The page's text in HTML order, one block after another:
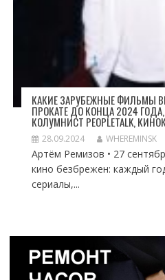
КАКИЕ ЗАРУБЕЖНЫЕ ФИЛЬМЫ
ПРОКАТЕ ДО КОНЦА 2024
КОЛУМНИСТ PEOPLETALK,
28.09.2024 WHEREMINSK
Артём Ремизов • 27
кино безбрежен: каждый
сериалы,...